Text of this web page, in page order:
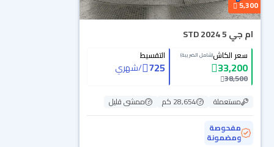
5,300
ام جي 5 STD 2024
سعر الكاش(شامل الضريبة)
33,200
38,500
التقسيط
725
/شهري
مستعملة 28,654 كم
ممشى قليل
مفحوصة
ومضمونة